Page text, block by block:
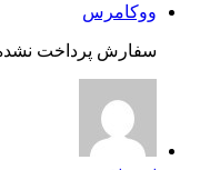
ووکامرس
سفارش پرداخت